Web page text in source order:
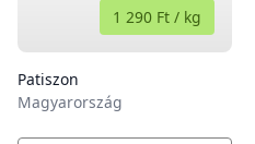
Patiszon
Magyarország
1 290 Ft / kg